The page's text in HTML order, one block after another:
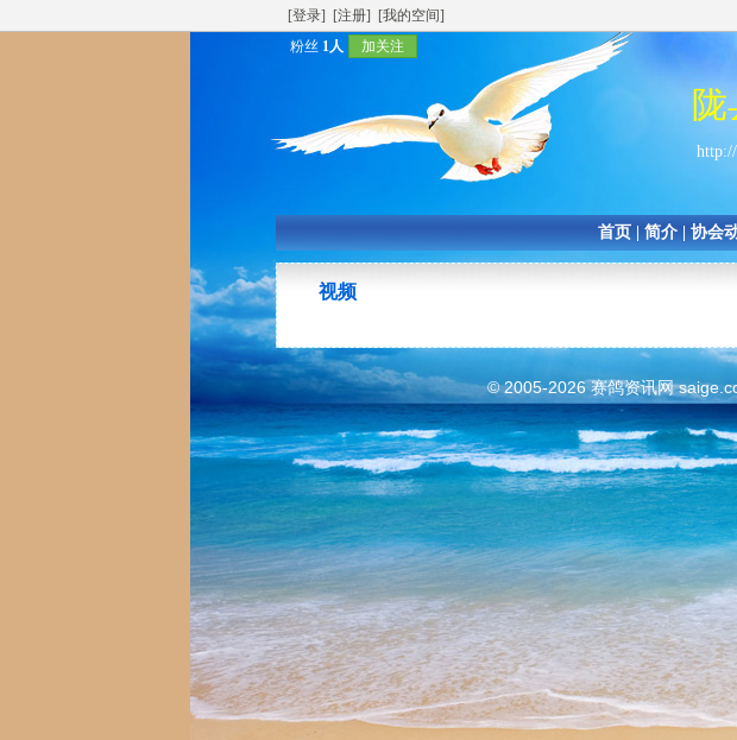
[登录] [注册] [我的空间]
粉丝 1人 加关注
首页 简介 协会
视频
© 2005-2026赛鸽资讯网